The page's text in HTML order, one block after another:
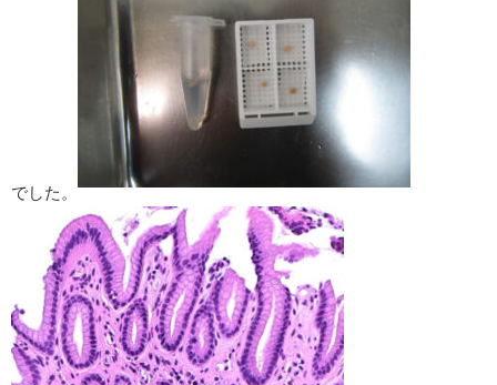
でした。